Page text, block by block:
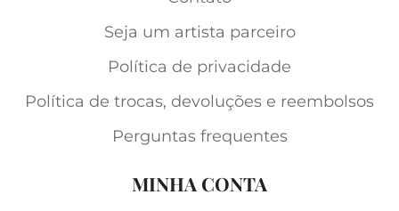
Seja um artista parceiro
Política de privacidade
Política de trocas, devoluções e reembolsos
Perguntas frequentes
MINHA CONTA